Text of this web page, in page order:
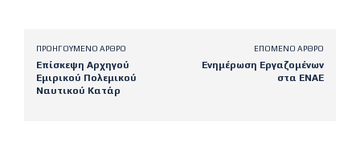
ΠΡΟΗΓΟΎΜΕΝΟ ΆΡΘΡΟ
Eπίσκεψη Αρχηγού
Εμιρικού Πολεμικού
Ναυτικού Κατάρ
ΕΠΌΜΕΝΟ ΆΡΘΡΟ
Ενημέρωση Εργαζομένων
στα ΕΝΑΕ